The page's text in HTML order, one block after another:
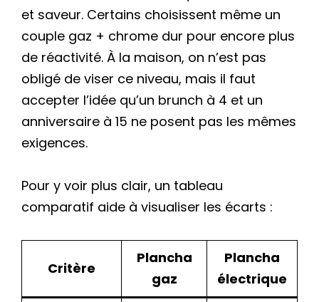
et saveur. Certains choisissent même un
couple gaz + chrome dur pour encore plus
de réactivité. À la maison, on n’est pas
obligé de viser ce niveau, mais il faut
accepter l’idée qu’un brunch à 4 et un
anniversaire à 15 ne posent pas les mêmes
exigences.
Pour y voir plus clair, un tableau
comparatif aide à visualiser les écarts :
Critère
Plancha
gaz
Plancha
électrique